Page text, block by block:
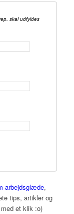
skal udfyldes
arbejdsglæde,
tips, artikler og
et klik :o)